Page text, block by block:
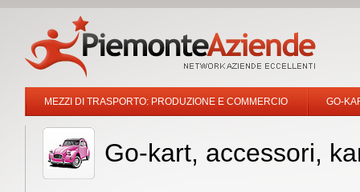
MEZZI DI TRASPORTO: PRODUZIONE E COMMERCIO GO-
Go-kart, accessori,